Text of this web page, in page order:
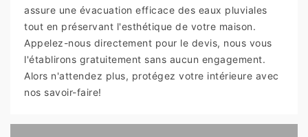
assure une évacuation efficace des eaux pluviales
tout en préservant l'esthétique de votre maison.
Appelez-nous directement pour le devis, nous vous
l'établirons gratuitement sans aucun engagement.
Alors n'attendez plus, protégez votre intérieure avec
nos savoir-faire!